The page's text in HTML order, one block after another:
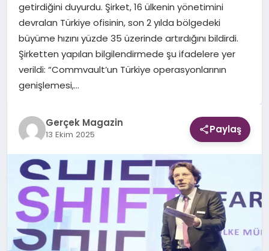
EKONOMI
DÜNYA
getirdiğini duyurdu. Şirket, 16 ülkenin yönetimini
devralan Türkiye ofisinin, son 2 yılda bölgedeki
büyüme hızını yüzde 35 üzerinde artırdığını bildirdi.
Şirketten yapılan bilgilendirmede şu ifadelere yer
verildi: “Commvault’un Türkiye operasyonlarının
genişlemesi,…
Gerçek Magazin
13 Ekim 2025 Paylaş